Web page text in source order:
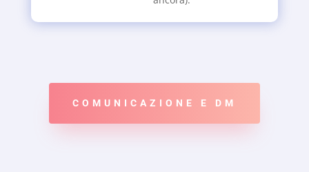
COMUNICAZIONE E DM